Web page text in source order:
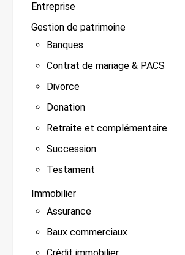
Entreprise
Gestion de patrimoine
Banques
Contrat de mariage & PACS
Divorce
Donation
Retraite et complémentaire
Succession
Testament
Immobilier
Assurance
Baux commerciaux